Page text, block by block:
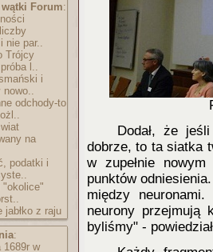
Forum:
nie par..
Trójcy
l..
i
nowo..
odchody-to
na
podatki i
"okolice"
jabłko z raju
:
1689r w
Dodał, że
dobrze, to ta siatka
w zupełnie
punktów
między
neurony przejmują
byliśmy" -